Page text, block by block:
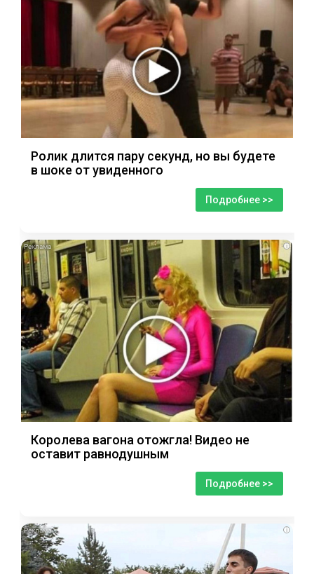
Ролик длится пару секунд, но вы будете
в шоке от увиденного
Подробнее >>
i
Королева вагона отожгла! Видео не
оставит равнодушным
Подробнее >>
i